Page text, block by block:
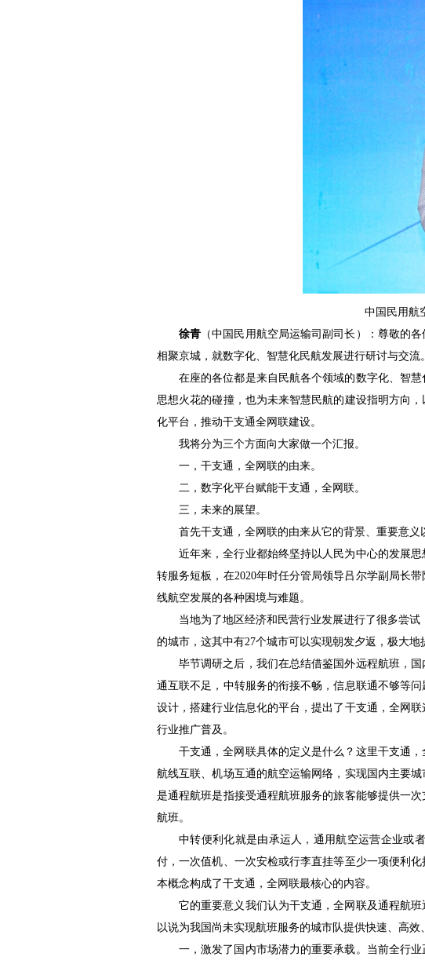
中国民用航
徐青 （中国民用航空局运输司副司长）：尊敬的
相聚京城，就数字化、智慧化民航发展进行研讨与交流
在座的各位都是来自民航各个领域的数字化、智
思想火花的碰撞，也为未来智慧民航的建设指明方向
化平台，推动干支通全网联建设。
我将分为三个方面向大家做一个汇报。
一，干支通，全网联的由来。
二，数字化平台赋能干支通，全网联。
三，未来的展望。
首先干支通，全网联的由来从它的背景、重要意
近年来，全行业都始终坚持以人民为中心的发展
转服务短板，在2020年时任分管局领导吕尔学副局长
线航空发展的各种困境与难题。
当地为了地区经济和民营行业发展进行了很多尝
的城市，这其中有27个城市可以实现朝发夕返，极大地
毕节调研之后，我们在总结借鉴国外远程航班，
通互联不足，中转服务的衔接不畅，信息联通不够等
设计，搭建行业信息化的平台，提出了干支通，全网
行业推广普及。
干支通，全网联具体的定义是什么？这里干支通
航线互联、机场互通的航空运输网络，实现国内主要
是通程航班是指接受通程航班服务的旅客能够提供一
航班。
中转便利化就是由承运人，通用航空运营企业或
付，一次值机、一次安检或行李直挂等至少一项便利
本概念构成了干支通，全网联最核心的内容。
它的重要意义我们认为干支通，全网联及通程航
以说为我国尚未实现航班服务的城市队提供快速、高效
一，激发了国内市场潜力的重要承载。当前全行